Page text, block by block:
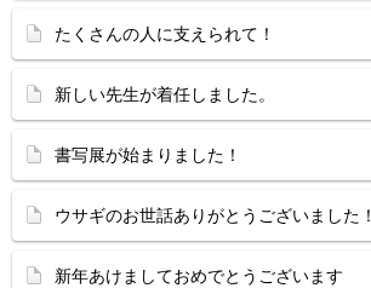
たくさんの人に支えられて！
新しい先生が着任しました。
書写展が始まりました！
ウサギのお世話ありがとうございました！
新年あけましておめでとうございます